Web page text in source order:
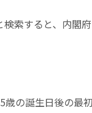
検索すると、内閣
の誕生日後の最